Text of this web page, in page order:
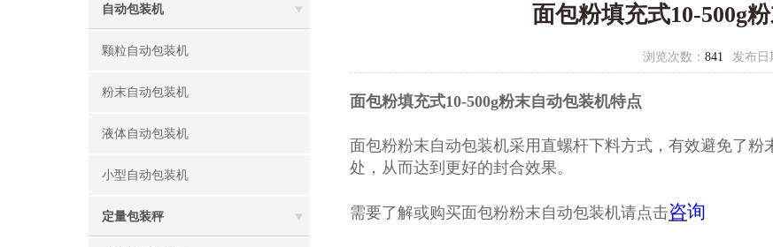
自动包装机
颗粒自动包装机
粉末自动包装机
液体自动包装机
小型自动包装机
定量包装秤
面包粉填充式10-500g
浏览次数： 841 发布日
面包粉填充式10-500g粉末自动包装机特点
面包粉粉末自动包装机采用直螺杆下料方式，有效避免了粉
处，从而达到更好的封合效果。
需要了解或购买面包粉粉末自动包装机请点击咨询